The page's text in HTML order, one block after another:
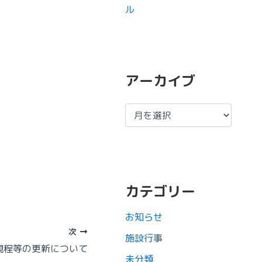
次
程等の更新について
ル
アーカイブ
カテゴリー
お知らせ
施設行事
未分類